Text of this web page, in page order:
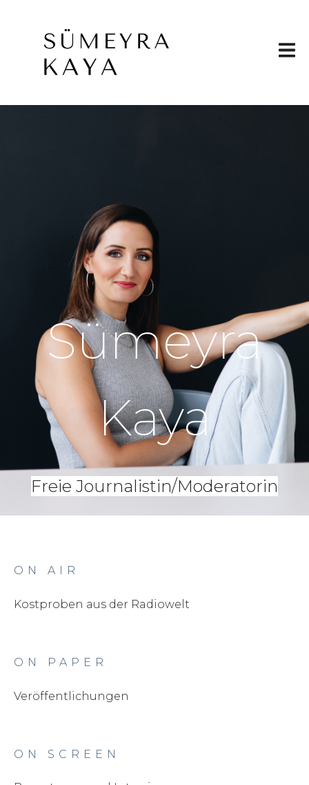
Sümeyra
Kaya
Freie Journalistin/Moderatorin
ON AIR
Kostproben aus der Radiowelt
ON PAPER
Veröffentlichungen
ON SCREEN